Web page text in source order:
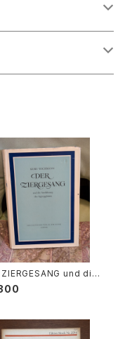
ZIERGESANG und die
der Appoggiat
者：Kurt Wichmann】出